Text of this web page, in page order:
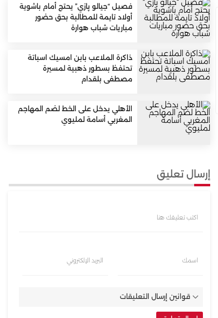
فصيل “جيالو پازي” يحتج أمام باشوية
أولاد تايمة للمطالبة بحق حضور
مباريات شباب هوارة
ذاكرة الملاعب بابن امسيك اسباتة
تحتفظ بسطور ذهبية لمسيرة
مصطفى بلقدام
الأهلي يدخل على الخط لضم المهاجم
المغربي أسامة لمليوي
إرسال تعليق
اكتب تعليقك هنا
اسمك البريد الإلكتروني
قوانين إرسال التعليقات